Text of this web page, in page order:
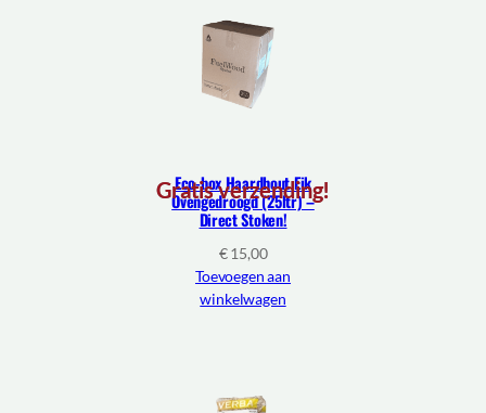
Gratis verzending!
Eco-box Haardhout Eik
Ovengedroogd (25ltr) –
Direct Stoken!
€15,00
Toevoegen aan
winkelwagen